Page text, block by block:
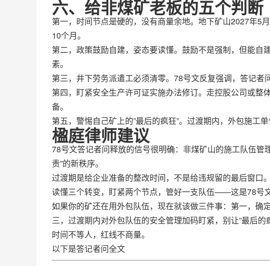
六、给非煤矿老板的五个判断
第一，时间节点是硬的，没有商量余地。地下矿山2027年5
10个月。
第二，政策鼓励自建，姿态要读懂。鼓励不是强制，但能
素。
第三，井下劳务派遣工必须清零。78号文反复强调，答记者
第四，盯紧安全生产许可证实施办法修订。走控股公司或
备。
第五，警惕自己矿上的”最后的疯狂”。过渡期内，外包施工
楹庭律师建议
78号文答记者问释放的信号很明确：非煤矿山的施工队伍管
责”的新秩序。
过渡期是给企业准备的整改时间，不是给违规留的最后窗口。
读懂三个转变，盯紧两个节点，管好一支队伍——这是78号
如果你的矿还在用外包队伍，现在就该做三件事：第一，
三，过渡期内对外包队伍的安全管理加码盯紧，别让”最后的
时间不等人，红线不商量。
以下是答记者问全文